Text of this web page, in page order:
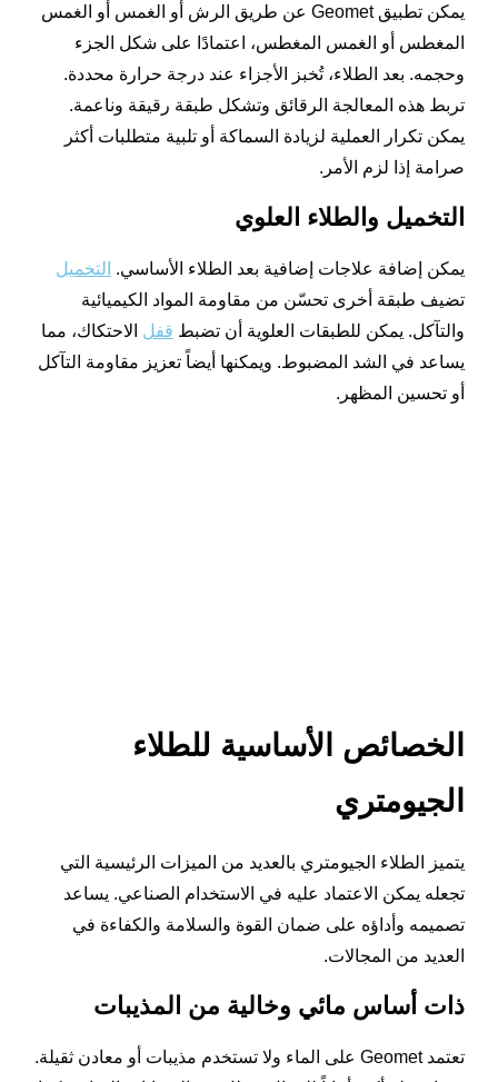
يمكن تطبيق Geomet عن طريق الرش أو الغمس أو الغمس
المغطس أو الغمس المغطس، اعتمادًا على شكل الجزء
وحجمه. بعد الطلاء، تُخبز الأجزاء عند درجة حرارة محددة.
تربط هذه المعالجة الرقائق وتشكل طبقة رقيقة وناعمة.
يمكن تكرار العملية لزيادة السماكة أو تلبية متطلبات أكثر
صرامة إذا لزم الأمر.
التخميل والطلاء العلوي
يمكن إضافة علاجات إضافية بعد الطلاء الأساسي. التخميل
تضيف طبقة أخرى تحسّن من مقاومة المواد الكيميائية
والتآكل. يمكن للطبقات العلوية أن تضبط قفل الاحتكاك، مما
يساعد في الشد المضبوط. ويمكنها أيضاً تعزيز مقاومة التآكل
أو تحسين المظهر.
الخصائص الأساسية للطلاء
الجيومتري
يتميز الطلاء الجيومتري بالعديد من الميزات الرئيسية التي
تجعله يمكن الاعتماد عليه في الاستخدام الصناعي. يساعد
تصميمه وأداؤه على ضمان القوة والسلامة والكفاءة في
العديد من المجالات.
ذات أساس مائي وخالية من المذيبات
تعتمد Geomet على الماء ولا تستخدم مذيبات أو معادن ثقيلة.